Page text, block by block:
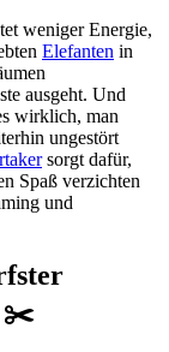
weniger Energie,
Elefanten in
ausgeht. Und
wirklich, man
ungestört
sorgt dafür,
Spaß verzichten
und
✂️